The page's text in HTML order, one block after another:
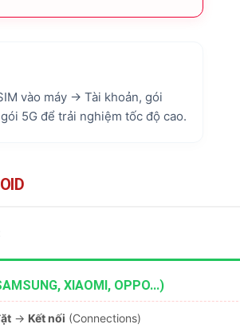
vào máy → Tài khoản, gói
gói 5G để trải nghiệm tốc độ cao.
XIAOMI, OPPO...)
→ Kết nối (Connections)